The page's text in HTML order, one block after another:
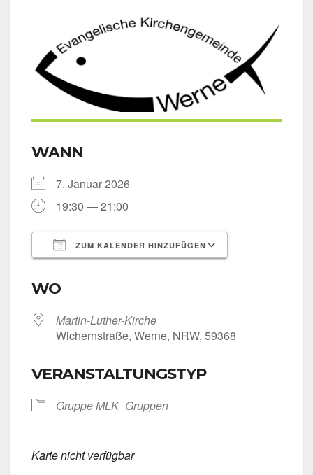
WANN
7. Janu­ar 2026
19:30 — 21:00
ZUM KALENDER HINZUFÜGEN
WO
Martin-Luther-Kirche
Wichern­stra­ße, Wer­ne, NRW, 59368
VERANSTALTUNGSTYP
Grup­pe MLK Grup­pen
Kar­te nicht ver­füg­bar